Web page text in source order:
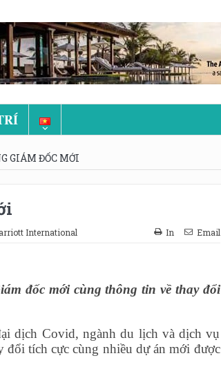
GIÁM ĐỐC MỚI
International In Email
đốc mới cùng thông tin về thay đổi
dịch Covid, ngành du lịch và dịch vụ
tích cực cùng nhiều dự án mới được